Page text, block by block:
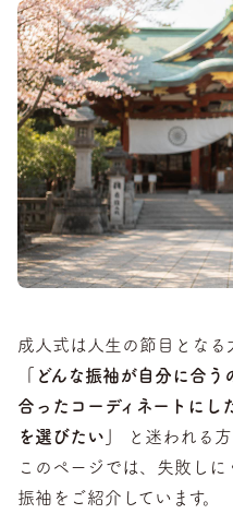
成人式は人生の節目となる
「どんな振袖が自分に合
合ったコーディネートにし
を選びたい」
と迷われる
このページでは、失敗し
振袖をご紹介しています。